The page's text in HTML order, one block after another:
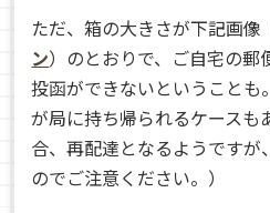
ただ、箱の大きさが下記画像
ン）のとおりで、ご自宅の郵
投函ができないということ
が局に持ち帰られるケースも
合、再配達となるようです
のでご注意ください。）